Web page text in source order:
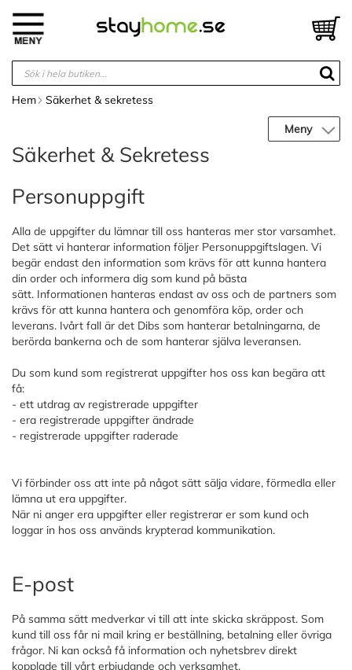
innehållet
Hem Säkerhet & sekretess
Säkerhet & Sekretess
Personuppgift
Alla de uppgifter du lämnar till oss hanteras mer stor varsamhet.
Det sätt vi hanterar information följer Personuppgiftslagen. Vi
begär endast den information som krävs för att kunna hantera
din order och informera dig som kund på bästa
sätt. Informationen hanteras endast av oss och de partners som
krävs för att kunna hantera och genomföra köp, order och
leverans. Ivårt fall är det Dibs som hanterar betalningarna, de
berörda bankerna och de som hanterar själva leveransen.
Du som kund som registrerat uppgifter hos oss kan begära att
få:
- ett utdrag av registrerade uppgifter
- era registrerade uppgifter ändrade
- registrerade uppgifter raderade
Vi förbinder oss att inte på något sätt sälja vidare, förmedla eller
lämna ut era uppgifter.
När ni anger era uppgifter eller registrerar er som kund och
loggar in hos oss används krypterad kommunikation.
E-post
På samma sätt medverkar vi till att inte skicka skräppost. Som
kund till oss får ni mail kring er beställning, betalning eller övriga
frågor. Ni kan också få information och nyhetsbrev direkt
kopplade till vårt erbjudande och verksamhet.
Meny